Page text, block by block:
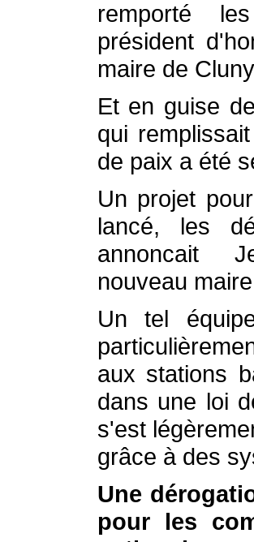
remporté
président
maire de
Et en guise
qui
de paix a été
Un projet
lancé, les
annoncait
nouveau
Un tel
aux stations
dans une loi
s'est
grâce à des
Une
pour les